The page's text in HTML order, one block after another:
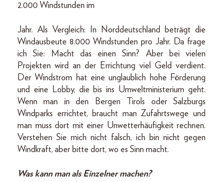
2.000 Windstunden im
Jahr. Als Vergleich: In Norddeutschland beträgt die
Windausbeute 8.000 Windstunden pro Jahr. Da frage
ich Sie: Macht das einen Sinn? Aber bei vielen
Projekten wird an der Errichtung viel Geld verdient.
Der Windstrom hat eine unglaublich hohe Förderung
und eine Lobby, die bis ins Umweltministerium geht.
Wenn man in den Bergen Tirols oder Salzburgs
Windparks errichtet, braucht man Zufahrtswege und
man muss dort mit einer Unwetterhäufigkeit rechnen.
Verstehen Sie mich nicht falsch, ich bin nicht gegen
Windkraft, aber bitte dort, wo es Sinn macht.
Was kann man als Einzelner machen?